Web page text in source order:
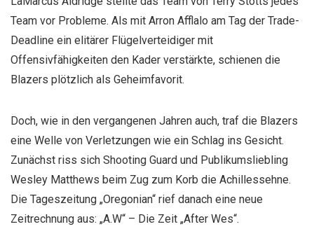
Team vor Probleme. Als mit Arron Afflalo am Tag der Trade-
Deadline ein elitärer Flügelverteidiger mit
Offensivfähigkeiten den Kader verstärkte, schienen die
Blazers plötzlich als Geheimfavorit.
Doch, wie in den vergangenen Jahren auch, traf die Blazers
eine Welle von Verletzungen wie ein Schlag ins Gesicht.
Zunächst riss sich Shooting Guard und Publikumsliebling
Wesley Matthews beim Zug zum Korb die Achillessehne.
Die Tageszeitung „Oregonian“ rief danach eine neue
Zeitrechnung aus: „A.W“ – Die Zeit „After Wes“.